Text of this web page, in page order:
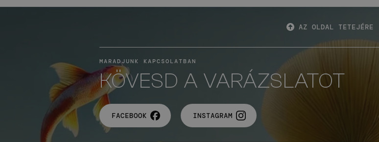
AZ OLDAL TETEJÉRE
MARADJUNK KAPCSOLATBAN
KÖVESD A VARÁZSLATOT
FACEBOOK INSTAGRAM